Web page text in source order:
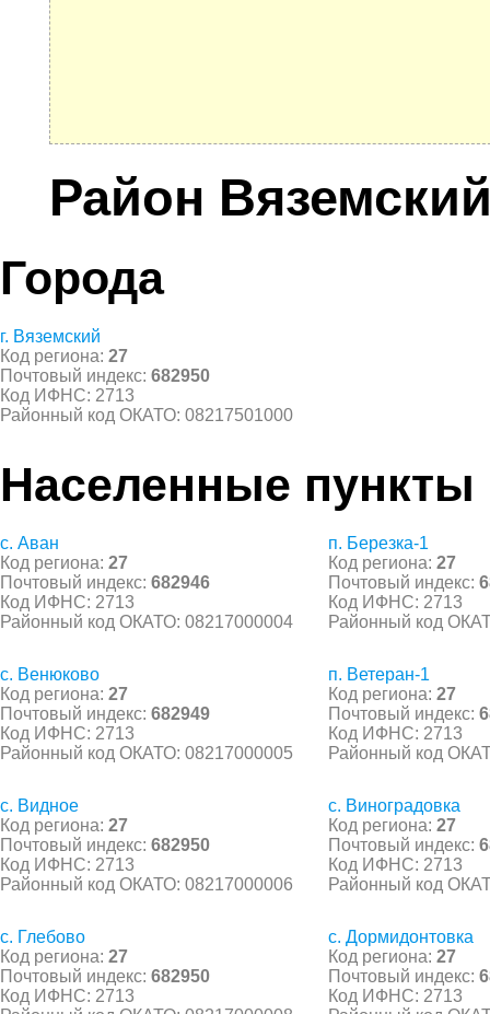
Район
Города
г. Вяземский
Код региона: 27
Почтовый индекс: 682950
Код ИФНС: 2713
Районный код ОКАТО: 08217501000
Населенные пункты
с. Аван
Код региона: 27
Почтовый индекс: 682946
Код ИФНС: 2713
Районный код ОКАТО: 08217000004
п. Березка-1
Код региона: 27
Почтовый индекс:
Код ИФНС: 2713
Районный код
с. Венюково
Код региона: 27
Почтовый индекс: 682949
Код ИФНС: 2713
Районный код ОКАТО: 08217000005
п. Ветеран-1
Код региона: 27
Почтовый индекс:
Код ИФНС: 2713
Районный код
с. Видное
Код региона: 27
Почтовый индекс: 682950
Код ИФНС: 2713
Районный код ОКАТО: 08217000006
с. Виноградовка
Код региона: 27
Почтовый индекс:
Код ИФНС: 2713
Районный код
с. Глебово
Код региона: 27
Почтовый индекс: 682950
Код ИФНС: 2713
с. Дормидонтовка
Код региона: 27
Почтовый индекс:
Код ИФНС: 2713